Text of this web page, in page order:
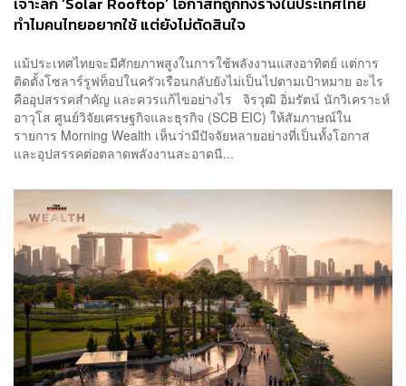
ทำไมคนไทยอยากใช้ แต่ยังไม่ตัดสินใจ
แม้ประเทศไทยจะมีศักยภาพสูงในการใช้พลังงานแสงอาทิตย์ แต่การ
ติดตั้งโซลาร์รูฟท็อปในครัวเรือนกลับยังไม่เป็นไปตามเป้าหมาย อะไร
คืออุปสรรคสำคัญ และควรแก้ไขอย่างไร จิรวุฒิ อิ่มรัตน์ นักวิเคราะห์
อาวุโส ศูนย์วิจัยเศรษฐกิจและธุรกิจ (SCB EIC) ให้สัมภาษณ์ใน
รายการ Morning Wealth เห็นว่ามีปัจจัยหลายอย่างที่เป็นทั้งโอกาส
และอุปสรรคต่อตลาดพลังงานสะอาดนี...